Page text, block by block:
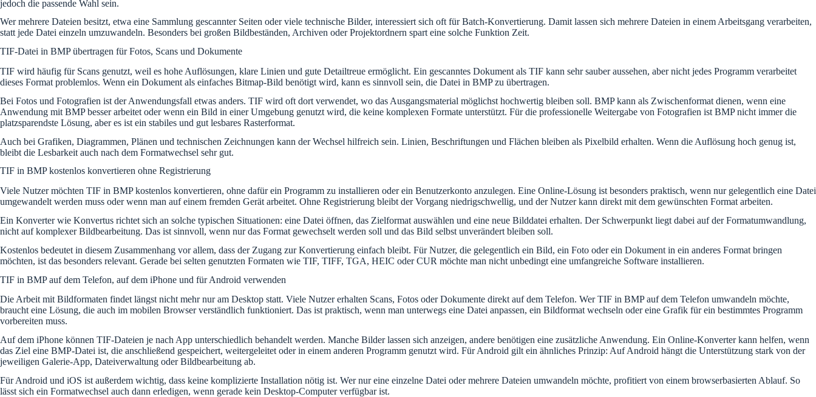
jedoch die passende Wahl sein.
Wer mehrere Dateien besitzt, etwa eine Sammlung gescannter Seiten oder viele technische Bilder, interessiert sich oft für Batch-Konvertierung. Damit lassen sich mehrere Dateien in einem Arbeitsgang verarbeiten,
statt jede Datei einzeln umzuwandeln. Besonders bei großen Bildbeständen, Archiven oder Projektordnern spart eine solche Funktion Zeit.
TIF-Datei in BMP übertragen für Fotos, Scans und Dokumente
TIF wird häufig für Scans genutzt, weil es hohe Auflösungen, klare Linien und gute Detailtreue ermöglicht. Ein gescanntes Dokument als TIF kann sehr sauber aussehen, aber nicht jedes Programm verarbeitet
dieses Format problemlos. Wenn ein Dokument als einfaches Bitmap-Bild benötigt wird, kann es sinnvoll sein, die Datei in BMP zu übertragen.
Bei Fotos und Fotografien ist der Anwendungsfall etwas anders. TIF wird oft dort verwendet, wo das Ausgangsmaterial möglichst hochwertig bleiben soll. BMP kann als Zwischenformat dienen, wenn eine
Anwendung mit BMP besser arbeitet oder wenn ein Bild in einer Umgebung genutzt wird, die keine komplexen Formate unterstützt. Für die professionelle Weitergabe von Fotografien ist BMP nicht immer die
platzsparendste Lösung, aber es ist ein stabiles und gut lesbares Rasterformat.
Auch bei Grafiken, Diagrammen, Plänen und technischen Zeichnungen kann der Wechsel hilfreich sein. Linien, Beschriftungen und Flächen bleiben als Pixelbild erhalten. Wenn die Auflösung hoch genug ist,
bleibt die Lesbarkeit auch nach dem Formatwechsel sehr gut.
TIF in BMP kostenlos konvertieren ohne Registrierung
Viele Nutzer möchten TIF in BMP kostenlos konvertieren, ohne dafür ein Programm zu installieren oder ein Benutzerkonto anzulegen. Eine Online-Lösung ist besonders praktisch, wenn nur gelegentlich eine Datei
umgewandelt werden muss oder wenn man auf einem fremden Gerät arbeitet. Ohne Registrierung bleibt der Vorgang niedrigschwellig, und der Nutzer kann direkt mit dem gewünschten Format arbeiten.
Ein Konverter wie Konvertus richtet sich an solche typischen Situationen: eine Datei öffnen, das Zielformat auswählen und eine neue Bilddatei erhalten. Der Schwerpunkt liegt dabei auf der Formatumwandlung,
nicht auf komplexer Bildbearbeitung. Das ist sinnvoll, wenn nur das Format gewechselt werden soll und das Bild selbst unverändert bleiben soll.
Kostenlos bedeutet in diesem Zusammenhang vor allem, dass der Zugang zur Konvertierung einfach bleibt. Für Nutzer, die gelegentlich ein Bild, ein Foto oder ein Dokument in ein anderes Format bringen
möchten, ist das besonders relevant. Gerade bei selten genutzten Formaten wie TIF, TIFF, TGA, HEIC oder CUR möchte man nicht unbedingt eine umfangreiche Software installieren.
TIF in BMP auf dem Telefon, auf dem iPhone und für Android verwenden
Die Arbeit mit Bildformaten findet längst nicht mehr nur am Desktop statt. Viele Nutzer erhalten Scans, Fotos oder Dokumente direkt auf dem Telefon. Wer TIF in BMP auf dem Telefon umwandeln möchte,
braucht eine Lösung, die auch im mobilen Browser verständlich funktioniert. Das ist praktisch, wenn man unterwegs eine Datei anpassen, ein Bildformat wechseln oder eine Grafik für ein bestimmtes Programm
vorbereiten muss.
Auf dem iPhone können TIF-Dateien je nach App unterschiedlich behandelt werden. Manche Bilder lassen sich anzeigen, andere benötigen eine zusätzliche Anwendung. Ein Online-Konverter kann helfen, wenn
das Ziel eine BMP-Datei ist, die anschließend gespeichert, weitergeleitet oder in einem anderen Programm genutzt wird. Für Android gilt ein ähnliches Prinzip: Auf Android hängt die Unterstützung stark von der
jeweiligen Galerie-App, Dateiverwaltung oder Bildbearbeitung ab.
Für Android und iOS ist außerdem wichtig, dass keine komplizierte Installation nötig ist. Wer nur eine einzelne Datei oder mehrere Dateien umwandeln möchte, profitiert von einem browserbasierten Ablauf. So
lässt sich ein Formatwechsel auch dann erledigen, wenn gerade kein Desktop-Computer verfügbar ist.